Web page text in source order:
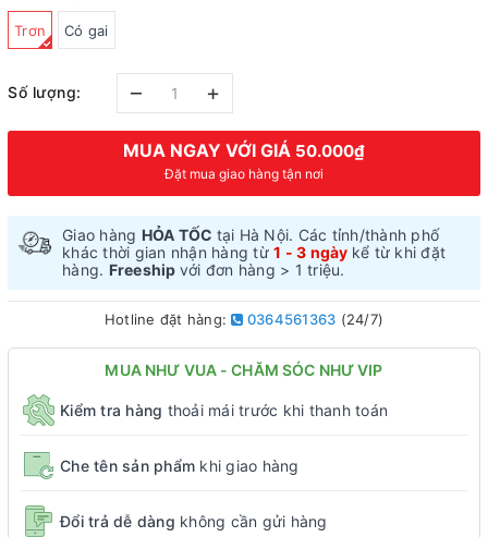
Trơn Có gai
Số lượng: – +
MUA NGAY VỚI GIÁ 50.000₫
Đặt mua giao hàng tận nơi
Giao hàng HỎA TỐC tại Hà Nội. Các tỉnh/thành phố
khác thời gian nhận hàng từ 1 - 3 ngày kể từ khi đặt
hàng. Freeship với đơn hàng > 1 triệu.
Hotline đặt hàng: 0364561363 (24/7)
MUA NHƯ VUA - CHĂM SÓC NHƯ VIP
Kiểm tra hàng thoải mái trước khi thanh toán
Che tên sản phẩm khi giao hàng
Đổi trả dễ dàng không cần gửi hàng